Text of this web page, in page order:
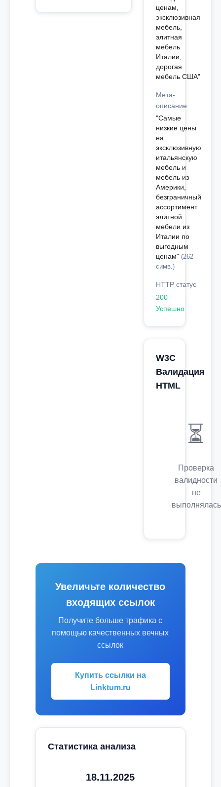
ценам,
эксклюзивная
мебель,
элитная
мебель
Италии,
дорогая
мебель США"
Мета-
описание
"Самые
низкие цены
на
эксклюзивную
итальянскую
мебель и
мебель из
Америки,
безграничный
ассортимент
элитной
мебели из
Италии по
выгодным
ценам" (262
симв.)
HTTP статус
200 -
Успешно
W3C
Валидация
HTML
⏳
Проверка
валидности
не
выполнялась
Увеличьте количество
входящих ссылок
Получите больше трафика с
помощью качественных вечных
ссылок
Купить ссылки на
Linktum.ru
Статистика анализа
18.11.2025